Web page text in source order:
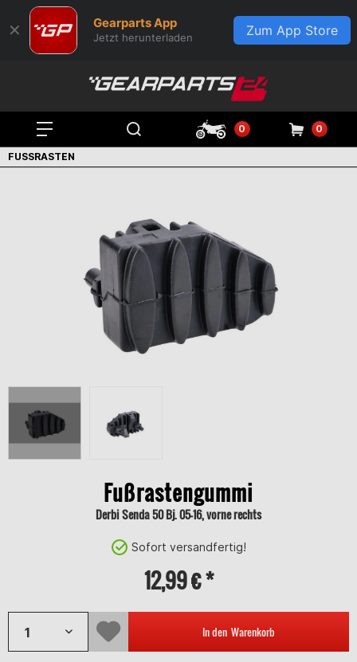
✕ Gearparts App
Jetzt herunterladen Zum App Store
0 0
FUSSRASTEN
Fußrastengummi
Derbi Senda 50 Bj. 05-16, vorne rechts
Sofort versandfertig!
12,99 € *
In den Warenkorb